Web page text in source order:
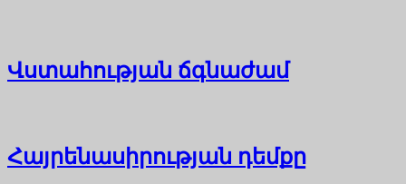
Վստահության ճգնաժամ
Հայրենասիրության դեմքը